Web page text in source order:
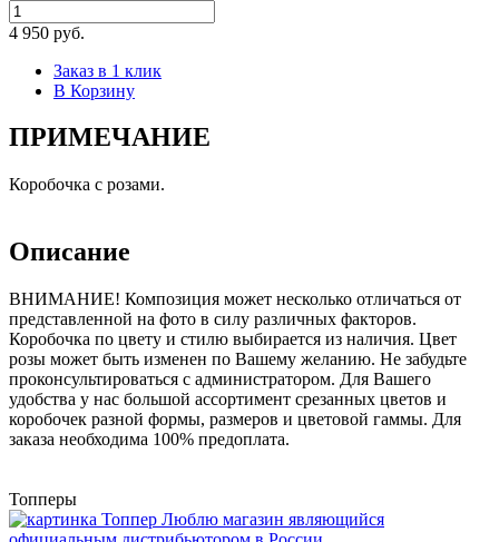
4 950 руб.
Заказ в 1 клик
В Корзину
ПРИМЕЧАНИЕ
Коробочка с розами.
Описание
ВНИМАНИЕ! Композиция может несколько отличаться от
представленной на фото в силу различных факторов.
Коробочка по цвету и стилю выбирается из наличия. Цвет
розы может быть изменен по Вашему желанию. Не забудьте
проконсультироваться с администратором. Для Вашего
удобства у нас большой ассортимент срезанных цветов и
коробочек разной формы, размеров и цветовой гаммы. Для
заказа необходима 100% предоплата.
Топперы